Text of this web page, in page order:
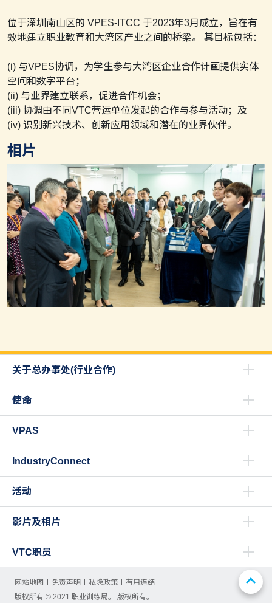
位于深圳南山区的 VPES-ITCC 于2023年3月成立，旨在有
效地建立职业教育和大湾区产业之间的桥梁。 其目标包括：
(i) 与VPES协调，为学生参与大湾区企业合作计画提供实体
空间和数字平台；
(ii) 与业界建立联系，促进合作机会；
(iii) 协调由不同VTC营运单位发起的合作与参与活动；及
(iv) 识别新兴技术、创新应用领域和潜在的业界伙伴。
相片
关于总办事处(行业合作)
使命
VPAS
IndustryConnect
活动
影片及相片
VTC职员
网站地图 免责声明 私隐政策
有用连结
版权所有 © 2021 职业训练局。 版权所有。